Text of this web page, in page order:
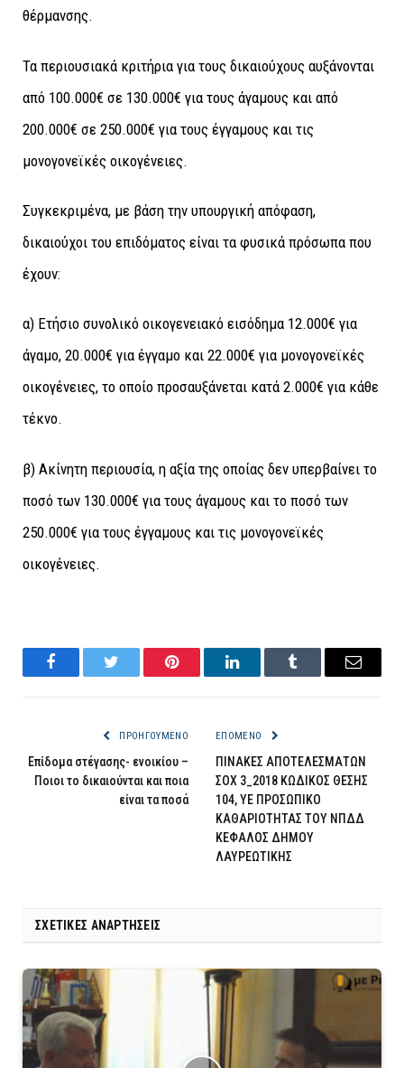
θέρμανσης.
Τα περιουσιακά κριτήρια για τους δικαιούχους αυξάνονται
από 100.000€ σε 130.000€ για τους άγαμους και από
200.000€ σε 250.000€ για τους έγγαμους και τις
μονογονεϊκές οικογένειες.
Συγκεκριμένα, με βάση την υπουργική απόφαση,
δικαιούχοι του επιδόματος είναι τα φυσικά πρόσωπα που
έχουν:
α) Ετήσιο συνολικό οικογενειακό εισόδημα 12.000€ για
άγαμο, 20.000€ για έγγαμο και 22.000€ για μονογονεϊκές
οικογένειες, το οποίο προσαυξάνεται κατά 2.000€ για κάθε
τέκνο.
β) Ακίνητη περιουσία, η αξία της οποίας δεν υπερβαίνει το
ποσό των 130.000€ για τους άγαμους και το ποσό των
250.000€ για τους έγγαμους και τις μονογονεϊκές
οικογένειες.
FacebookTwitter Pinterest LinkedInTumblr Email
ΠΡΟΗΓΟΎΜΕΝΟ
Επίδομα στέγασης- ενοικίου –
Ποιοι το δικαιούνται και ποια
είναι τα ποσά
ΕΠΌΜΕΝΟ
ΠΙΝΑΚΕΣ ΑΠΟΤΕΛΕΣΜΑΤΩΝ
ΣΟΧ 3_2018 ΚΩΔΙΚΟΣ ΘΕΣΗΣ
104, ΥΕ ΠΡΟΣΩΠΙΚΟ
ΚΑΘΑΡΙΟΤΗΤΑΣ ΤΟΥ ΝΠΔΔ
ΚΕΦΑΛΟΣ ΔΗΜΟΥ
ΛΑΥΡΕΩΤΙΚΗΣ
ΣΧΕΤΙΚΈΣ ΑΝΑΡΤΉΣΕΙΣ